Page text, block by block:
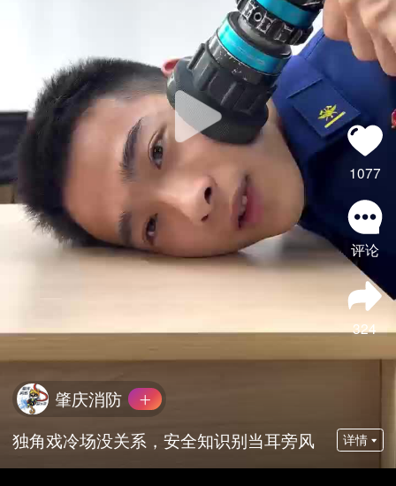
1077
评论
324
肇庆消防
独角戏冷场没关系，安全知识别当耳旁风
详情